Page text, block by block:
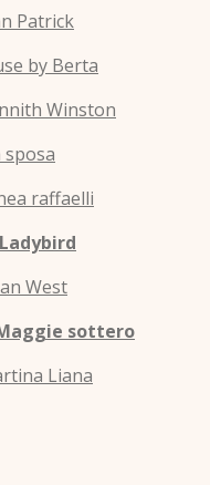
Patrick
by Berta
Winston
sposa
raffaelli
Ladybird
West
sottero
Liana